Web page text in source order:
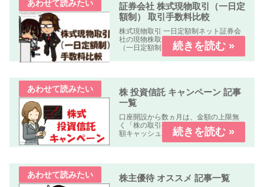
証券会社 株式現物取引（一日定
額制） 取引手数料比較
株式現物取引 一日定額制ネット証券会
社の現物株取引の「株式手数料比較表
（一日定額制）」を作成しました。何
れの業者も「パソコン、スマートフォ
株 投資信託 キャンペーン 記事
一覧
口座開設から数ヵ月は、金額の上限無
く「株の取引手数料が無料」又は「全
額キャッシュバック」のキャンペーン
中心に掲載しています。
株主優待 オススメ 記事一覧